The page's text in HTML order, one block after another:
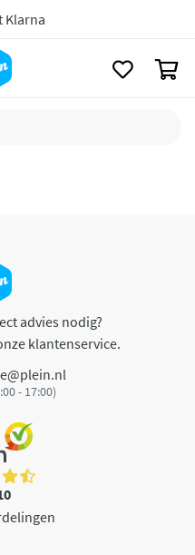
Klarna
advies nodig?
klantenservice.
- 17:00)